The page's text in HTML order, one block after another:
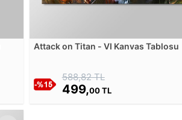
Attack on Titan - VI Kanvas Tablosu
588,82 TL
499,00 TL